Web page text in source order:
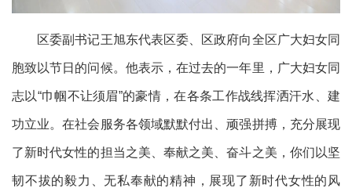
区委副书记王旭东代表区委、区政府向全区广大妇女同
胞致以节日的问候。他表示，在过去的一年里，广大妇女同
志以“巾帼不让须眉”的豪情，在各条工作战线挥洒汗水、建
功立业。在社会服务各领域默默付出、顽强拼搏，充分展现
了新时代女性的担当之美、奉献之美、奋斗之美，你们以坚
韧不拔的毅力、无私奉献的精神，展现了新时代女性的风